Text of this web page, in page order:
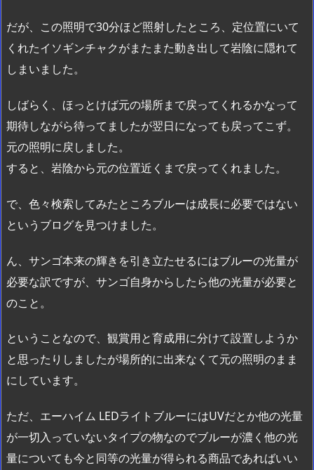
だが、この照明で30分ほど照射したところ、定位置にいて
くれたイソギンチャクがまたまた動き出して岩陰に隠れて
しまいました。
しばらく、ほっとけば元の場所まで戻ってくれるかなって
期待しながら待ってましたが翌日になっても戻ってこず。
元の照明に戻しました。
すると、岩陰から元の位置近くまで戻ってくれました。
で、色々検索してみたところブルーは成長に必要ではない
というブログを見つけました。
ん、サンゴ本来の輝きを引き立たせるにはブルーの光量が
必要な訳ですが、サンゴ自身からしたら他の光量が必要と
のこと。
ということなので、観賞用と育成用に分けて設置しようか
と思ったりしましたが場所的に出来なくて元の照明のまま
にしています。
ただ、エーハイム LEDライトブルーにはUVだとか他の光量
が一切入っていないタイプの物なのでブルーが濃く他の光
量についても今と同等の光量が得られる商品であればいい